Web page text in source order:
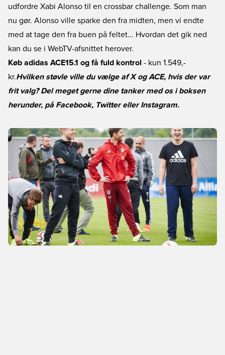
udfordre Xabi Alonso til en crossbar challenge. Som man
nu gør. Alonso ville sparke den fra midten, men vi endte
med at tage den fra buen på feltet... Hvordan det gik ned
kan du se i WebTV-afsnittet herover.
Køb adidas ACE15.1 og få fuld kontrol - kun 1.549,-
kr.Hvilken støvle ville du vælge af X og ACE, hvis der var
frit valg? Del meget gerne dine tanker med os i boksen
herunder, på Facebook, Twitter eller Instagram.